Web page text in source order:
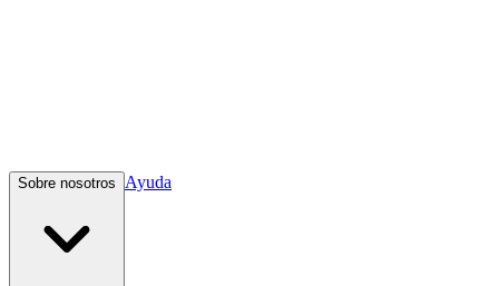
Sobre nosotros Ayuda